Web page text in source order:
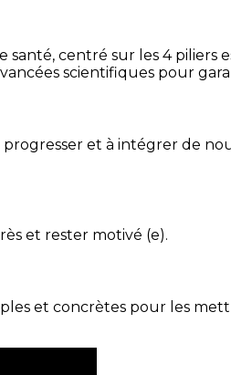
centré sur les 4 piliers
scientifiques pour
et à intégrer de
et rester motivé (e).
et concrètes pour les